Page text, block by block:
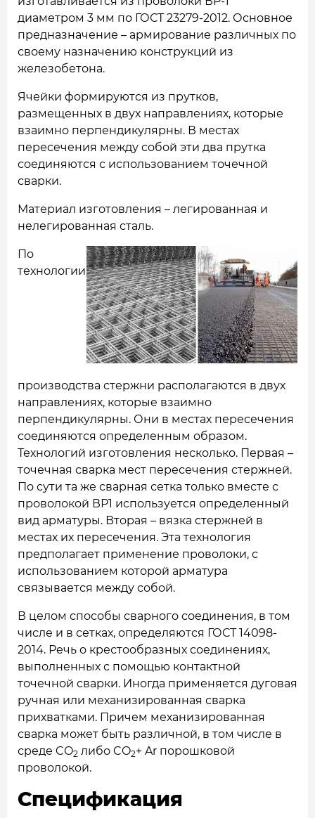
диаметром 3 мм по ГОСТ 23279-2012. Основное
предназначение – армирование различных по
своему назначению конструкций из
железобетона.
Ячейки формируются из прутков,
размещенных в двух направлениях, которые
взаимно перпендикулярны. В местах
пересечения между собой эти два прутка
соединяются с использованием точечной
сварки.
Материал изготовления – легированная и
нелегированная сталь.
По
технологии
производства стержни располагаются в двух
направлениях, которые взаимно
перпендикулярны. Они в местах пересечения
соединяются определенным образом.
Технологий изготовления несколько. Первая –
точечная сварка мест пересечения стержней.
По сути та же сварная сетка только вместе с
проволокой ВР1 используется определенный
вид арматуры. Вторая – вязка стержней в
местах их пересечения. Эта технология
предполагает применение проволоки, с
использованием которой арматура
связывается между собой.
В целом способы сварного соединения, в том
числе и в сетках, определяются ГОСТ 14098-
2014. Речь о крестообразных соединениях,
выполненных с помощью контактной
точечной сварки. Иногда применяется дуговая
ручная или механизированная сварка
прихватками. Причем механизированная
сварка может быть различной, в том числе в
среде CO2 либо CO2+ Ar порошковой
проволокой.
Спецификация